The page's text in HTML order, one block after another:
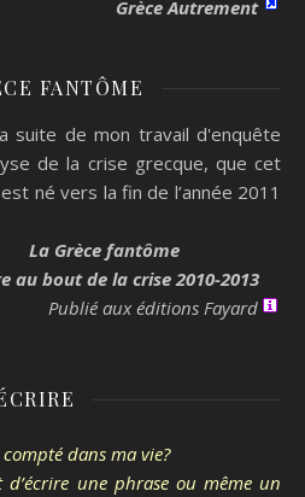
Grèce Autrement
FANTÔME
suite de mon travail d'enquête
de la crise grecque, que cet
né vers la fin de l’année 2011
La Grèce fantôme
au bout de la crise 2010-2013
Publié aux éditions Fayard
compté dans ma vie?
d’écrire une phrase ou même un